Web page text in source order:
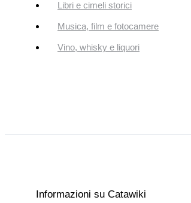
Libri e cimeli storici
Musica, film e fotocamere
Vino, whisky e liquori
Informazioni su Catawiki